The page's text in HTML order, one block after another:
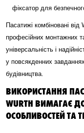
фіксатор для
Пасатижі комбіновані
професійних монтажних
універсальність і
у повсякденних
будівництва.
ВИКОРИСТАННЯ
WURTH ВИМАГАЄ
ОСОБЛИВОСТЕЙ ТА